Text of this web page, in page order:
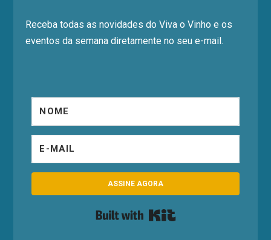
Receba todas as novidades do Viva o Vinho e os
eventos da semana diretamente no seu e-mail.
ASSINE AGORA